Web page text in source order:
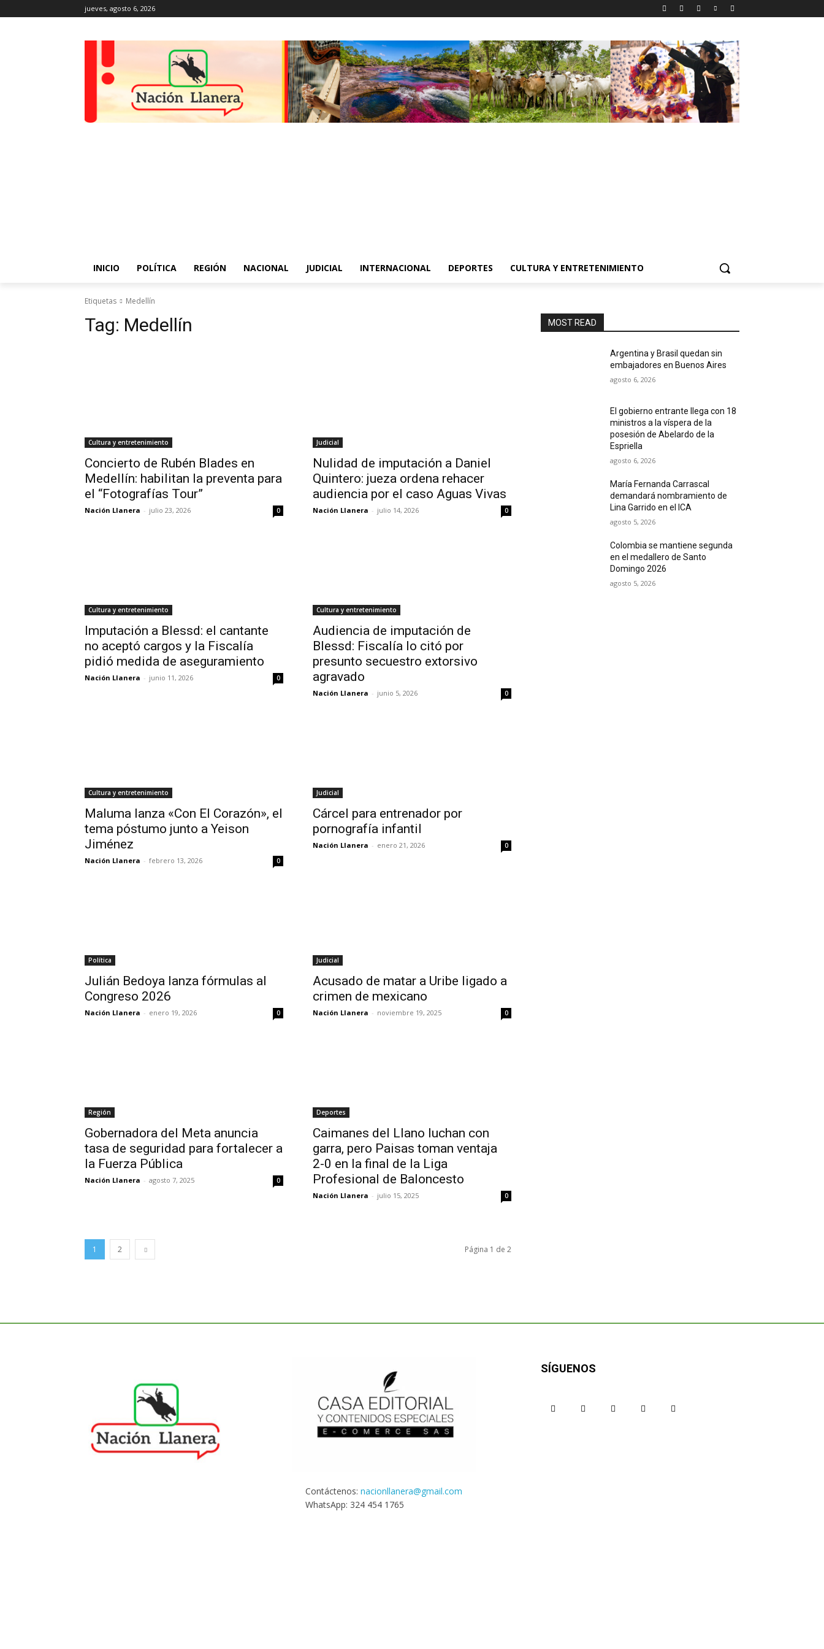
jueves, agosto 6, 2026
INICIO POLÍTICA REGIÓN NACIONAL JUDICIAL INTERNACIONAL DEPORTES CULTURA Y ENTRETENIMIENTO
Etiquetas Medellín
Tag: Medellín
Cultura y entretenimiento
Concierto de Rubén Blades en
Medellín: habilitan la preventa para
el “Fotografías Tour”
Nación Llanera - julio 23, 2026 0
Judicial
Nulidad de imputación a Daniel
Quintero: jueza ordena rehacer
audiencia por el caso Aguas Vivas
Nación Llanera - julio 14, 2026 0
Cultura y entretenimiento
Imputación a Blessd: el cantante
no aceptó cargos y la Fiscalía
pidió medida de aseguramiento
Nación Llanera - junio 11, 2026 0
Cultura y entretenimiento
Audiencia de imputación de
Blessd: Fiscalía lo citó por
presunto secuestro extorsivo
agravado
Nación Llanera - junio 5, 2026 0
Cultura y entretenimiento
Maluma lanza «Con El Corazón», el
tema póstumo junto a Yeison
Jiménez
Nación Llanera - febrero 13, 2026 0
Judicial
Cárcel para entrenador por
pornografía infantil
Nación Llanera - enero 21, 2026 0
Política
Julián Bedoya lanza fórmulas al
Congreso 2026
Nación Llanera - enero 19, 2026 0
Judicial
Acusado de matar a Uribe ligado a
crimen de mexicano
Nación Llanera - noviembre 19, 2025 0
Región
Gobernadora del Meta anuncia
tasa de seguridad para fortalecer a
la Fuerza Pública
Nación Llanera - agosto 7, 2025 0
Deportes
Caimanes del Llano luchan con
garra, pero Paisas toman ventaja
2-0 en la final de la Liga
Profesional de Baloncesto
Nación Llanera - julio 15, 2025 0
1 2 Página 1 de 2
MOST READ
Argentina y Brasil quedan sin
embajadores en Buenos Aires
agosto 6, 2026
El gobierno entrante llega con 18
ministros a la víspera de la
posesión de Abelardo de la
Espriella
agosto 6, 2026
María Fernanda Carrascal
demandará nombramiento de
Lina Garrido en el ICA
agosto 5, 2026
Colombia se mantiene segunda
en el medallero de Santo
Domingo 2026
agosto 5, 2026
Contáctenos: nacionllanera@gmail.com
WhatsApp: 324 454 1765
SÍGUENOS